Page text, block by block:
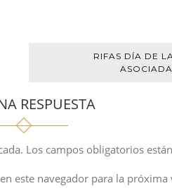
RIFAS DÍA DE
RESPUESTA
Los campos obligatorios
este navegador para la próxima